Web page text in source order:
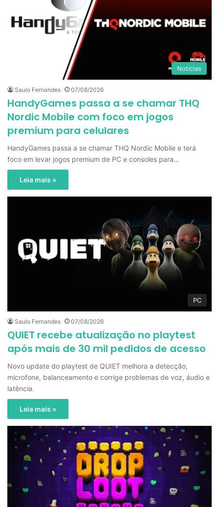
Notícias
Saulo Fernandes 07/08/2026
HandyGames passa a se chamar THQ
Nordic Mobile com foco em jogos
premium para celulares
HandyGames passa a se chamar THQ Nordic Mobile e terá
foco em levar jogos premium de PC e consoles para…
Leia mais »
PC
Saulo Fernandes 07/08/2026
QUIET recebe atualização no playtest
após mais de 30 mil pedidos de acesso
Novo update do playtest de QUIET melhora a detecção,
microfone, balanceamento e corrige problemas de voz, áudio e
latência.
Leia mais »